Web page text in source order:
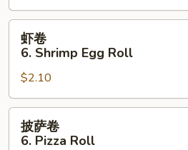
Roll
(2)
Shrimp
Egg
Roll
虾卷
6. Shrimp Egg Roll
$2.10
披萨卷
6. Pizza Roll